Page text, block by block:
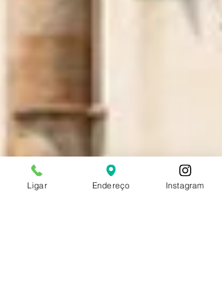
Ligar Endereço Instagram